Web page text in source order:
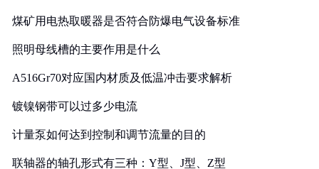
煤矿用电热取暖器是否符合防爆电气设备标准
照明母线槽的主要作用是什么
A516Gr70对应国内材质及低温冲击要求解析
镀镍钢带可以过多少电流
计量泵如何达到控制和调节流量的目的
联轴器的轴孔形式有三种：Y型、J型、Z型